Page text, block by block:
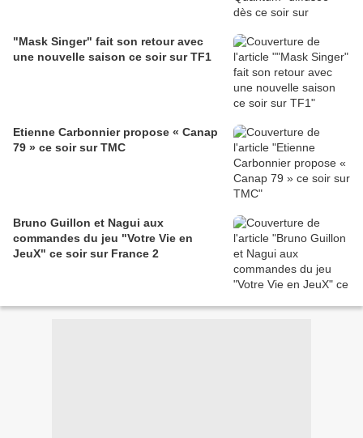
"Mask Singer" fait son retour avec
une nouvelle saison ce soir sur TF1
Etienne Carbonnier propose « Canap
79 » ce soir sur TMC
Bruno Guillon et Nagui aux
commandes du jeu "Votre Vie en
JeuX" ce soir sur France 2